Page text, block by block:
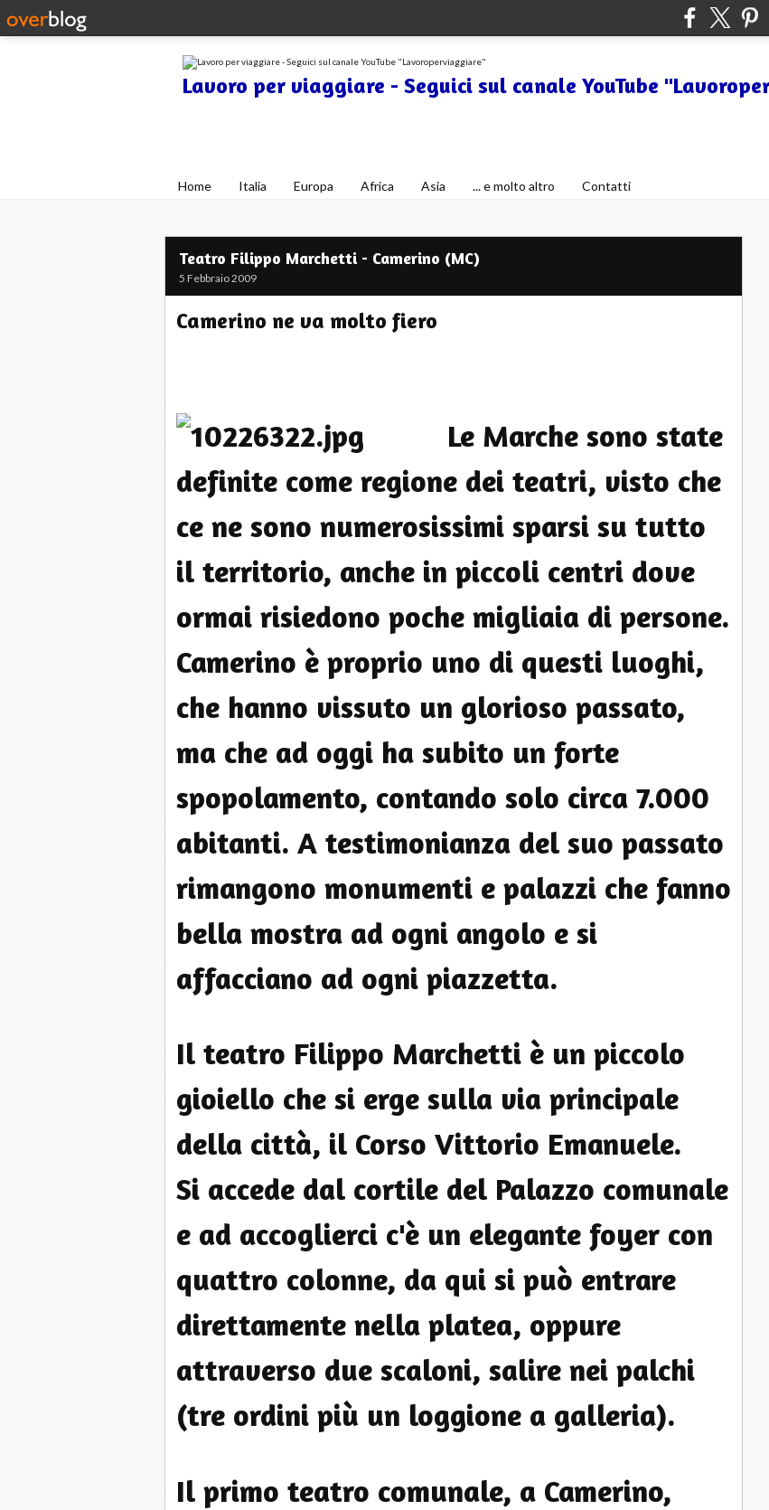
Lavoro per viaggiare - Seguici sul canale YouTube
Home Italia Europa Africa Asia ... e molto altro Contatti
Teatro Filippo Marchetti - Camerino (MC)
5 Febbraio 2009
Camerino ne va molto fiero
Le Marche sono state
definite come regione dei teatri, visto che
ce ne sono numerosissimi sparsi su tutto
il territorio, anche in piccoli centri dove
ormai risiedono poche migliaia di persone.
Camerino è proprio uno di questi luoghi,
che hanno vissuto un glorioso passato,
ma che ad oggi ha subito un forte
spopolamento, contando solo circa 7.000
abitanti. A testimonianza del suo passato
rimangono monumenti e palazzi che fanno
bella mostra ad ogni angolo e si
affacciano ad ogni piazzetta.
Il teatro Filippo Marchetti è un piccolo
gioiello che si erge sulla via principale
della città, il Corso Vittorio Emanuele.
Si accede dal cortile del Palazzo comunale
e ad accoglierci c'è un elegante foyer con
quattro colonne, da qui si può entrare
direttamente nella platea, oppure
attraverso due scaloni, salire nei palchi
(tre ordini più un loggione a galleria).
Il primo teatro comunale, a Camerino,